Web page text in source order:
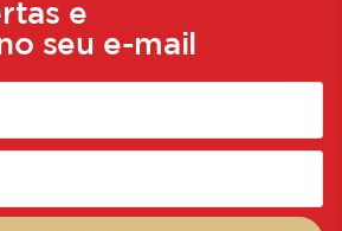
e
seu e-mail